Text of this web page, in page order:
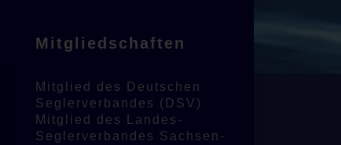
Mitgliedschaften
Mitglied des Deutschen
Seglerverbandes (DSV)
Mitglied des Landes-
Seglerverbandes Sachsen-